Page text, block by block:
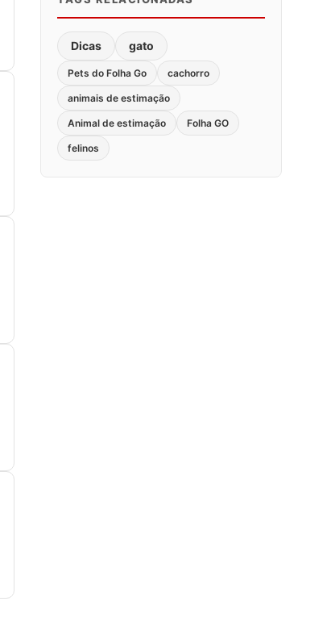
Dicas gato
Pets do Folha Go cachorro
animais de estimação
Animal de estimação Folha GO
felinos